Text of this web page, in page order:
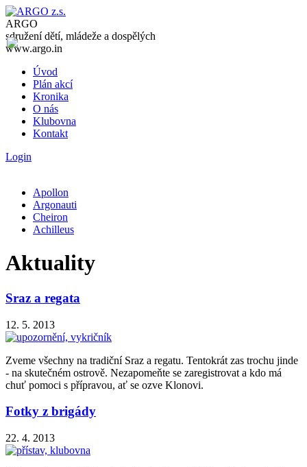
ARGO
sdružení dětí, mládeže a dospělých
www.argo.in
Úvod
Plán akcí
Kronika
O nás
Klubovna
Kontakt
Login
Apollon
Argonauti
Cheiron
Achilleus
Aktuality
Sraz a regata
12. 5. 2013
Zveme všechny na tradiční Sraz a regatu. Tentokrát zas trochu jinde
- na skutečném ostrově. Nezapomeňte se zaregistrovat a kdo má
chuť pomoci s přípravou, ať se ozve Klonovi.
Fotky z brigády
22. 4. 2013